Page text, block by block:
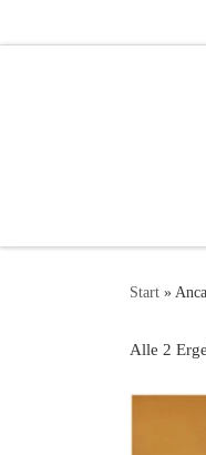
Start »
Alle 2